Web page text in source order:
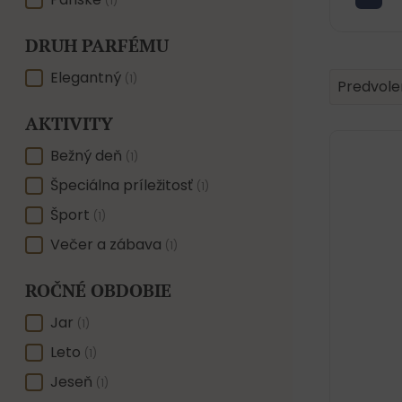
DRUH PARFÉMU
DRUH PARFÉMU
Elegantný (1)
AKTIVITY
AKTIVITY
Bežný deň (1)
Špeciálna príležitosť (1)
Šport (1)
Večer a zábava (1)
ROČNÉ OBDOBIE
ROČNÉ OBDOBIE
Jar (1)
Leto (1)
Jeseň (1)
Sort
Sort